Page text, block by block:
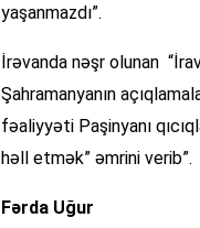
yaşanmazdı”.
İrəvanda nəşr olunan
Şahramanyanın
fəaliyyəti Paşinyanı
həll etmək” əmrini verib”.
Fərda Uğur